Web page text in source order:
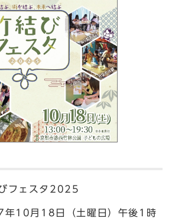
フェスタ2025
年10月18日（土曜日）午後1時